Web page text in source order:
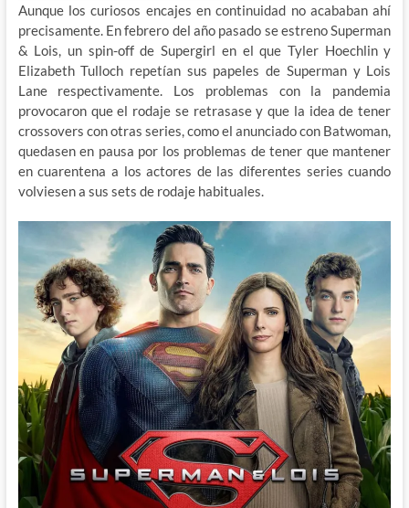
Aunque los curiosos encajes en continuidad no acababan ahí
precisamente. En febrero del año pasado se estreno Superman
& Lois, un spin-off de Supergirl en el que Tyler Hoechlin y
Elizabeth Tulloch repetían sus papeles de Superman y Lois
Lane respectivamente. Los problemas con la pandemia
provocaron que el rodaje se retrasase y que la idea de tener
crossovers con otras series, como el anunciado con Batwoman,
quedasen en pausa por los problemas de tener que mantener
en cuarentena a los actores de las diferentes series cuando
volviesen a sus sets de rodaje habituales.